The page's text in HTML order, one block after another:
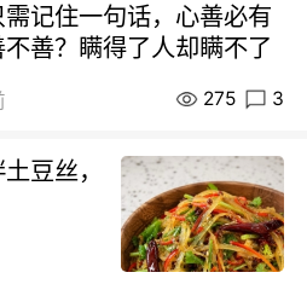
记住一句话，心善必有
善？瞒得了人却瞒不了
275 3
豆丝，